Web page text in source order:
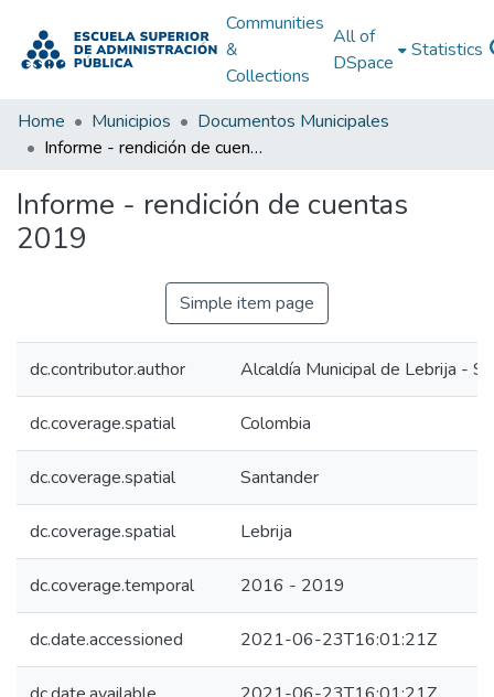
Communities
&
Collections
All of
DSpace
Statistics
Home Municipios
Documentos Municipales
Informe - rendición de cuentas 2019
Informe - rendición de cuentas
2019
Simple item page
dc.contributor.author Alcaldía Municipal de Lebrija -
dc.coverage.spatial Colombia
dc.coverage.spatial Santander
dc.coverage.spatial Lebrija
dc.coverage.temporal 2016 - 2019
dc.date.accessioned 2021-06-23T16:01:21Z